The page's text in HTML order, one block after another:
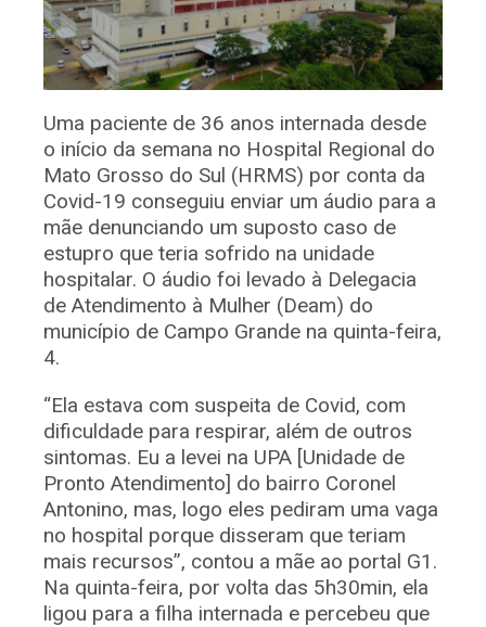
Uma paciente de 36 anos internada desde
o início da semana no Hospital Regional do
Mato Grosso do Sul (HRMS) por conta da
Covid-19 conseguiu enviar um áudio para a
mãe denunciando um suposto caso de
estupro que teria sofrido na unidade
hospitalar. O áudio foi levado à Delegacia
de Atendimento à Mulher (Deam) do
município de Campo Grande na quinta-feira,
4.
“Ela estava com suspeita de Covid, com
dificuldade para respirar, além de outros
sintomas. Eu a levei na UPA [Unidade de
Pronto Atendimento] do bairro Coronel
Antonino, mas, logo eles pediram uma vaga
no hospital porque disseram que teriam
mais recursos”, contou a mãe ao portal G1.
Na quinta-feira, por volta das 5h30min, ela
ligou para a filha internada e percebeu que